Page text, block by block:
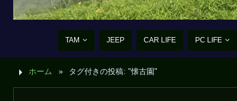
TAM JEEP CAR LIFE PC LIFE
ホーム » タグ付きの投稿: "懐古園"